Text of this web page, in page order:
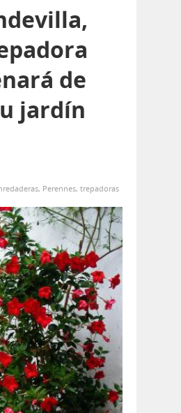
de
jardín
, Perennes, trepadoras